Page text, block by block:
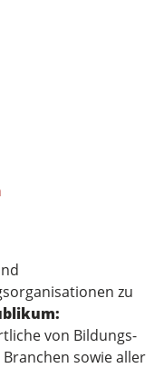
zu
von Bildungs-
sowie aller